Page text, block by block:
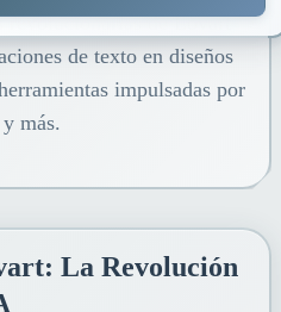
revolucionarias de Lovart
de texto en diseños
impulsadas por
más.
La Revolución